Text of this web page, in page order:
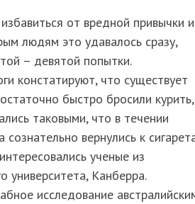
от вредной привычки и
людям это удавалось сразу,
– девятой попытки.
констатируют, что существует
быстро бросили
таковыми, что в течении
вернулись к
ученые из
университета, Канберра.
исследование